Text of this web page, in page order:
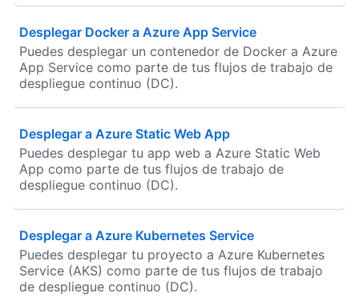
Desplegar Docker a Azure App Service
Puedes desplegar un contenedor de Docker a Azure
App Service como parte de tus flujos de trabajo de
despliegue continuo (DC).
Desplegar a Azure Static Web App
Puedes desplegar tu app web a Azure Static Web
App como parte de tus flujos de trabajo de
despliegue continuo (DC).
Desplegar a Azure Kubernetes Service
Puedes desplegar tu proyecto a Azure Kubernetes
Service (AKS) como parte de tus flujos de trabajo
de despliegue continuo (DC).